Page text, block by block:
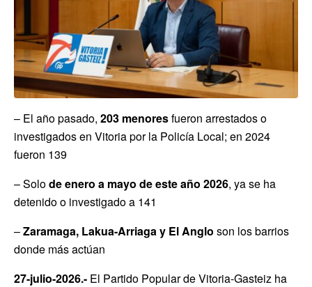
– El año pasado, 203 menoresfueron arrestados o
investigados en Vitoria por la Policía Local; en 2024
fueron 139
– Solode enero a mayo de este año 2026, ya se ha
detenido o investigado a 141
–Zaramaga, Lakua-Arriaga y El Anglo son los barrios
donde más actúan
27-julio-2026.- El Partido Popular de Vitoria-Gasteiz ha